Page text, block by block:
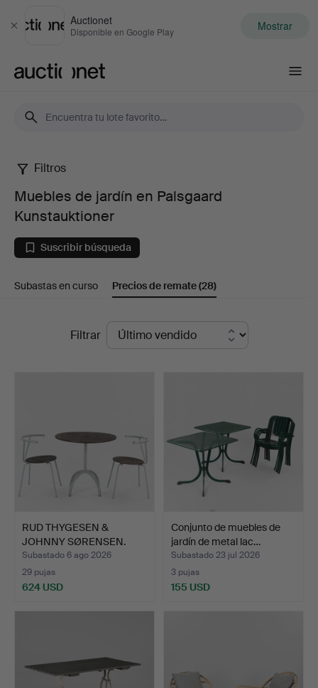
Cerrar
Auctionet
Disponible en Google Play Mostrar
Muebles
de
jardín
en
Kunstauktioner
Filtros
Muebles de jardín en Palsgaard
Kunstauktioner
Suscribir búsqueda
Subastas en curso Precios de remate(28)
Filtrar
RUD THYGESEN &
JOHNNY SØRENSEN.
ATRIBUIDO.…
Subastado 6 ago 2026
29 pujas
624 USD
Conjunto de muebles de
jardín de metal lac…
Subastado 23 jul 2026
3 pujas
155 USD